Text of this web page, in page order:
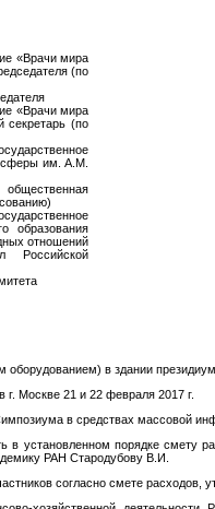
«Врачи мира
(по
«Врачи мира
секретарь (по
им. A.M.
образования
отношений
Российской
в здании
Москве 21 и 22 февраля 2017 г.
в средствах массовой
порядке смету
РАН Стародубову В.И.
согласно смете расходов,